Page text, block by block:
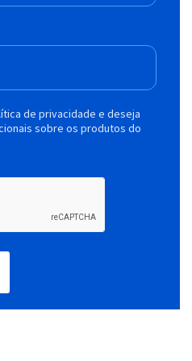
de privacidade e deseja
sobre os produtos do